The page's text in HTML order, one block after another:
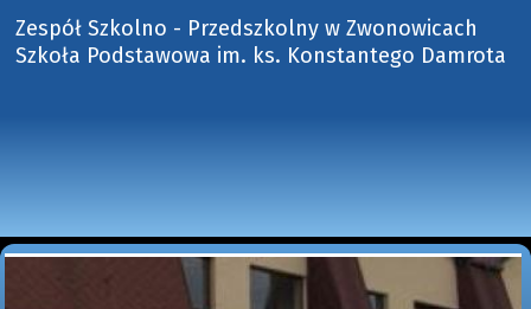
Zespół Szkolno - Przedszkolny w Zwonowicach
Szkoła Podstawowa im. ks. Konstantego Damrota